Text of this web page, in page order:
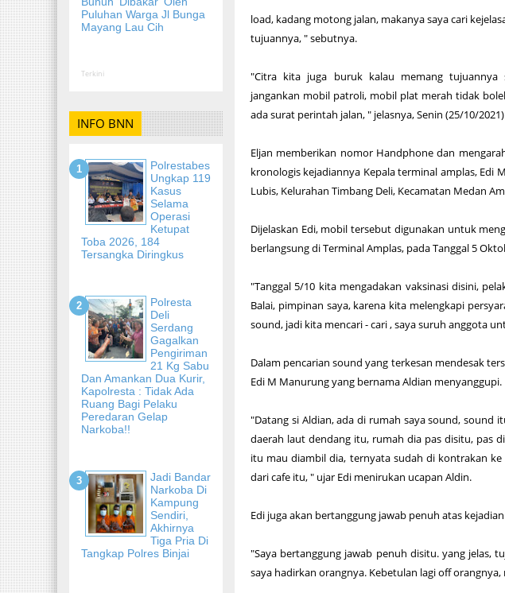
Puluhan Warga Jl Bunga
Mayang Lau Cih
Terkini
INFO BNN
Polrestabes
Ungkap 119
Kasus
Selama
Operasi
Ketupat
Toba 2026, 184
Tersangka Diringkus
Polresta
Deli
Serdang
Gagalkan
Pengiriman
21 Kg Sabu
Dan Amankan Dua Kurir,
Kapolresta : Tidak Ada
Ruang Bagi Pelaku
Peredaran Gelap
Narkoba!!
Jadi Bandar
Narkoba Di
Kampung
Sendiri,
Akhirnya
Tiga Pria Di
Tangkap Polres Binjai
load, kadang motong jalan, makanya saya cari
tujuannya, " sebutnya.
"Citra kita juga buruk kalau memang
jangankan mobil patroli, mobil plat merah tidak
ada surat perintah jalan, " jelasnya, Senin (25/10/
Eljan memberikan nomor Handphone dan
kronologis kejadiannya Kepala terminal amplas, Edi
Lubis, Kelurahan Timbang Deli, Kecamatan Medan
Dijelaskan Edi, mobil tersebut digunakan untuk
berlangsung di Terminal Amplas, pada Tanggal 5
"Tanggal 5/10 kita mengadakan vaksinasi disini,
Balai, pimpinan saya, karena kita melengkapi
sound, jadi kita mencari - cari , saya suruh anggota
Dalam pencarian sound yang terkesan mendesak
Edi M Manurung yang bernama Aldian menyanggupi.
"Datang si Aldian, ada di rumah saya sound, sound
daerah laut dendang itu, rumah dia pas disitu, pas
itu mau diambil dia, ternyata sudah di kontrakan
dari cafe itu, " ujar Edi menirukan ucapan Aldin.
Edi juga akan bertanggung jawab penuh atas
"Saya bertanggung jawab penuh disitu. yang
saya hadirkan orangnya. Kebetulan lagi off orangnya,